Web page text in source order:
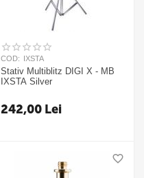
COD: IXSTA
Stativ Multiblitz DIGI X - MB
IXSTA Silver
242,00 Lei